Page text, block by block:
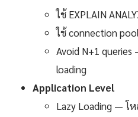
ใช้ EXPLAIN
ใช้ connection
Avoid N+1
loading
Application Level
Lazy Loading — โ